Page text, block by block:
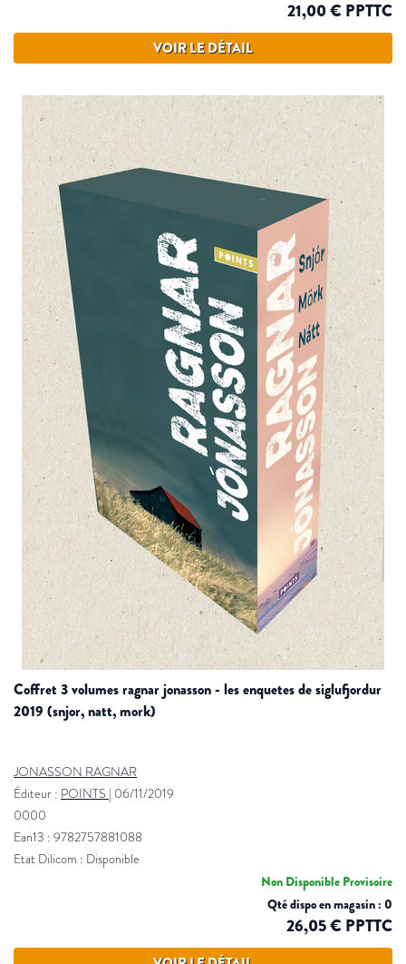
21,00 € PPTTC
VOIR LE DÉTAIL
coffret 3 volumes ragnar jonasson - les enquetes de siglufjordur
2019 (snjor, natt, mork)
JONASSON RAGNAR
Éditeur : POINTS | 06/11/2019
0000
Ean13 : 9782757881088
Etat Dilicom : Disponible
Non Disponible Provisoire
Qté dispo en magasin : 0
26,05 € PPTTC